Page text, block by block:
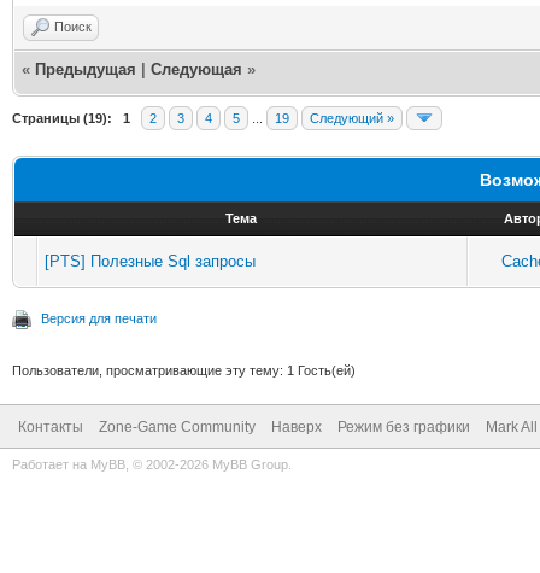
Поиск
« Предыдущая Следующая »
Страницы (19): 1 2 3 4 5 19 Следующий »
Тема
[PTS] Полезные Sql запросы
Версия для печати
Пользователи, просматривающие эту тему: 1 Гость(ей)
Контакты Zone-Game Community Наверх Режим без графики Mark
Работает на MyBB , © 2002-2026 MyBB Group